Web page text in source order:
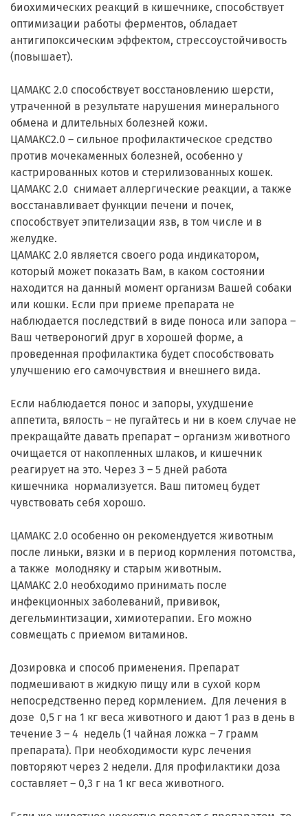
биохимических реакций в кишечнике, способствует
оптимизации работы ферментов, обладает
антигипоксическим эффектом, стрессоустойчивость
(повышает).
ЦАМАКС 2.0 способствует восстановлению шерсти,
утраченной в результате нарушения минерального
обмена и длительных болезней кожи.
ЦАМАКС2.0 – сильное профилактическое средство
против мочекаменных болезней, особенно у
кастрированных котов и стерилизованных кошек.
ЦАМАКС 2.0 снимает аллергические реакции, а также
восстанавливает функции печени и почек,
способствует эпителизации язв, в том числе и в
желудке.
ЦАМАКС 2.0 является своего рода индикатором,
который может показать Вам, в каком состоянии
находится на данный момент организм Вашей собаки
или кошки. Если при приеме препарата не
наблюдается последствий в виде поноса или запора –
Ваш четвероногий друг в хорошей форме, а
проведенная профилактика будет способствовать
улучшению его самочувствия и внешнего вида.
Если наблюдается понос и запоры, ухудшение
аппетита, вялость – не пугайтесь и ни в коем случае не
прекращайте давать препарат – организм животного
очищается от накопленных шлаков, и кишечник
реагирует на это. Через 3 – 5 дней работа
кишечника нормализуется. Ваш питомец будет
чувствовать себя хорошо.
ЦАМАКС 2.0 особенно он рекомендуется животным
после линьки, вязки и в период кормления потомства,
а также молодняку и старым животным.
ЦАМАКС 2.0 необходимо принимать после
инфекционных заболеваний, прививок,
дегельминтизации, химиотерапии. Его можно
совмещать с приемом витаминов.
Дозировка и способ применения. Препарат
подмешивают в жидкую пищу или в сухой корм
непосредственно перед кормлением. Для лечения в
дозе 0,5 г на 1 кг веса животного и дают 1 раз в день в
течение 3 – 4 недель (1 чайная ложка – 7 грамм
препарата). При необходимости курс лечения
повторяют через 2 недели. Для профилактики доза
составляет – 0,3 г на 1 кг веса животного.